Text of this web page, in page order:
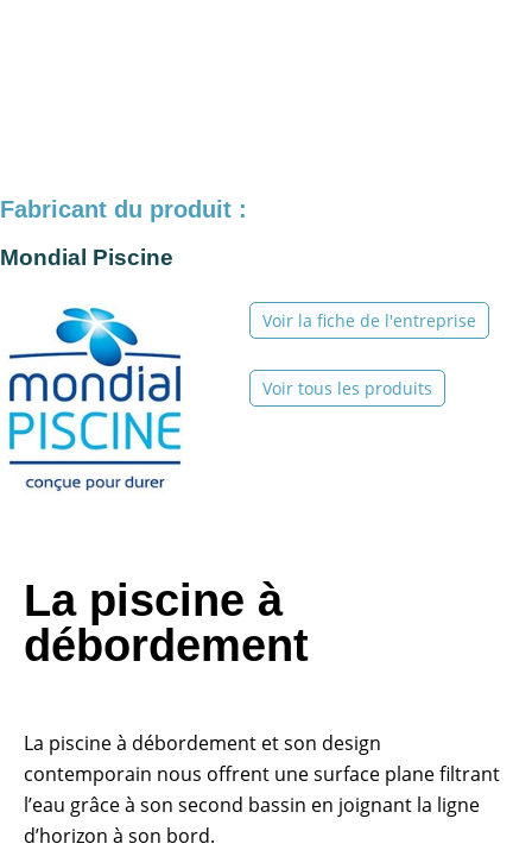
Fabricant du produit :
Mondial Piscine
Voir la fiche de l'entreprise
Voir tous les produits
La piscine à
débordement
La piscine à débordement et son design
contemporain nous offrent une surface plane filtrant
l’eau grâce à son second bassin en joignant la ligne
d’horizon à son bord.